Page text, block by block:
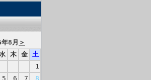
8月 ＞
木 金
土
1
5 6 7
8